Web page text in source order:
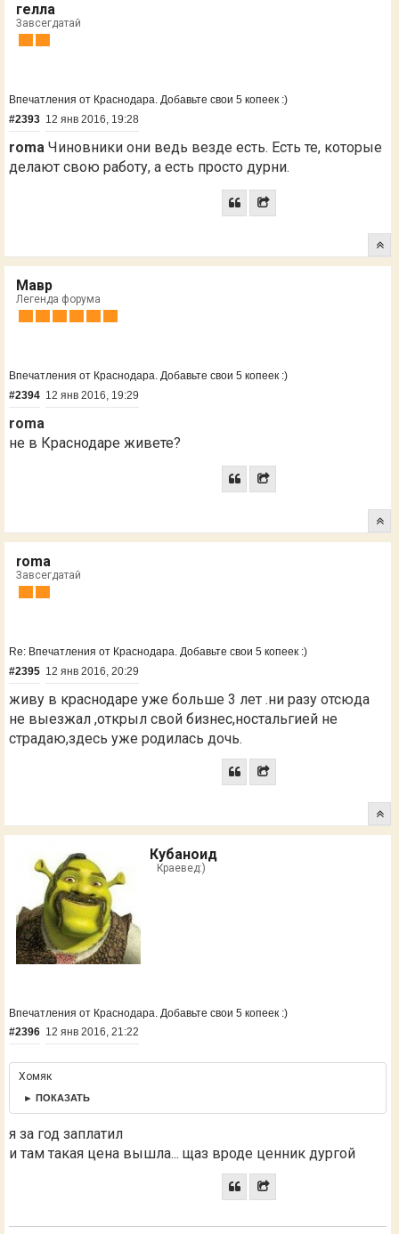
гелла
Завсегдатай
Впечатления от Краснодара. Добавьте свои 5 копеек :)
#2393 12 янв 2016, 19:28
roma Чиновники они ведь везде есть. Есть те, которые
делают свою работу, а есть просто дурни.
Мавр
Легенда форума
Впечатления от Краснодара. Добавьте свои 5 копеек :)
#2394 12 янв 2016, 19:29
roma
не в Краснодаре живете?
roma
Завсегдатай
Re: Впечатления от Краснодара. Добавьте свои 5 копеек :)
#2395 12 янв 2016, 20:29
живу в краснодаре уже больше 3 лет .ни разу отсюда
не выезжал ,открыл свой бизнес,ностальгией не
страдаю,здесь уже родилась дочь.
Кубаноид
Краевед:)
Впечатления от Краснодара. Добавьте свои 5 копеек :)
#2396 12 янв 2016, 21:22
Хомяк
► ПОКАЗАТЬ
я за год заплатил
и там такая цена вышла... щаз вроде ценник дургой